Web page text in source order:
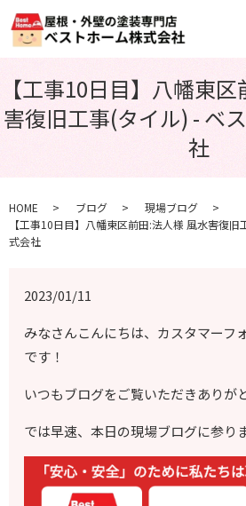
【工事10日目】八幡東
害復旧工事(タイル) - ベ
社
HOME ブログ
現場ブログ
【工事10日目】八幡東区前田:法人様 風水害復
式会社
2023/01/11
みなさんこんにちは、カスタマーフ
です！
いつもブログをご覧いただきありが
では早速、本日の現場ブログに参り